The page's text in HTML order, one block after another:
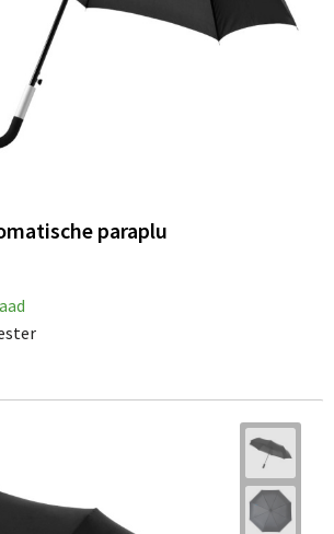
paraplu